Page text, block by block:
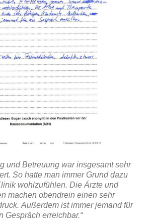
und Betreuung war insgesamt sehr
So hatte man immer Grund dazu
wohlzufühlen. Die Ärzte und
machen obendrein einen sehr
Außerdem ist immer jemand für
Gespräch erreichbar.“